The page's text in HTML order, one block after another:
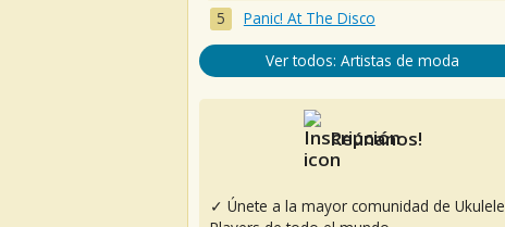
Panic! At The Disco
Ver todos: Artistas de moda
Reúnanos!
✓ Únete a la mayor comunidad de Ukulele